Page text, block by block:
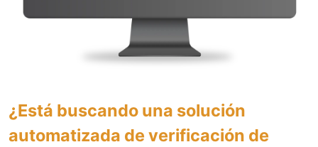
¿Está buscando una solución
automatizada de verificación de